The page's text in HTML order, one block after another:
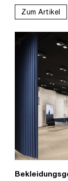
Zum Artikel